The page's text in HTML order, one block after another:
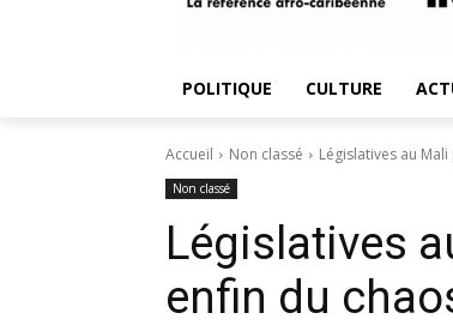
POLITIQUE CULTURE
Accueil Non classé Législatives au
Non classé
Législatives
enfin du